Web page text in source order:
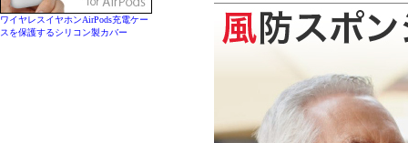
ワイヤレスイヤホンAirPods充電ケー
スを保護するシリコン製カバー